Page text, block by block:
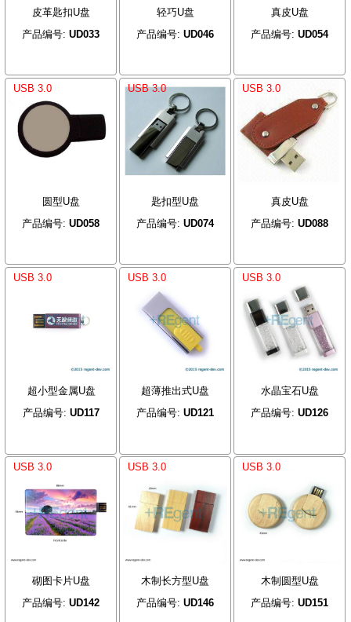
皮革匙扣U盘
产品编号:UD033
轻巧U盘
产品编号: UD046
真皮U盘
产品编号: UD054
USB 3.0
圆型U盘
产品编号:UD058
USB 3.0
匙扣型U盘
产品编号: UD074
USB 3.0
真皮U盘
产品编号: UD088
USB 3.0
超小型金属U盘
产品编号: UD117
USB 3.0
超薄推出式U盘
产品编号: UD121
USB 3.0
水晶宝石U盘
产品编号: UD126
USB 3.0
砌图卡片U盘
产品编号:UD142
USB 3.0
木制长方型U盘
产品编号: UD146
USB 3.0
木制圆型U盘
产品编号: UD151